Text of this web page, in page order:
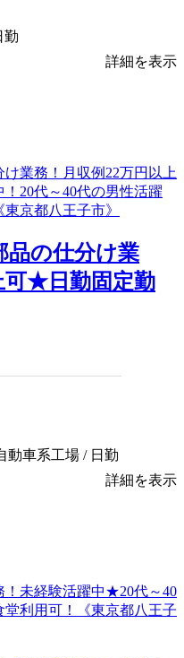
勤
詳細を表示
品の仕分け業
可★日勤固定勤
動車系工場 / 日勤
詳細を表示